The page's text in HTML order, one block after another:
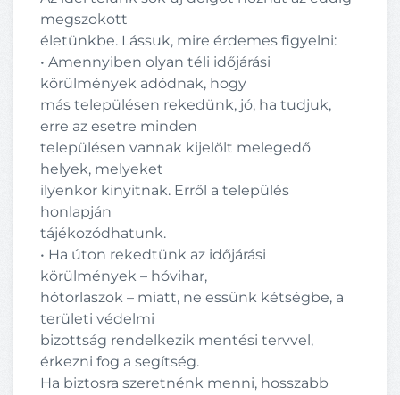
megszokott
életünkbe. Lássuk, mire érdemes figyelni:
• Amennyiben olyan téli időjárási
körülmények adódnak, hogy
más településen rekedünk, jó, ha tudjuk,
erre az esetre minden
településen vannak kijelölt melegedő
helyek, melyeket
ilyenkor kinyitnak. Erről a település
honlapján
tájékozódhatunk.
• Ha úton rekedtünk az időjárási
körülmények – hóvihar,
hótorlaszok – miatt, ne essünk kétségbe, a
területi védelmi
bizottság rendelkezik mentési tervvel,
érkezni fog a segítség.
Ha biztosra szeretnénk menni, hosszabb